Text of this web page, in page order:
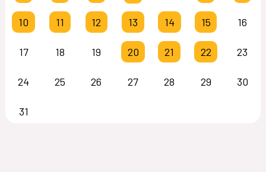
10 11 12 13 14 15 16
17 18 19 20 21 22 23
24 25 26 27 28 29 30
31